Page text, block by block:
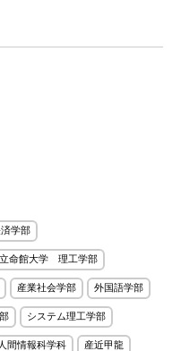
学部
立命館大学 理工学部
産業社会学部 外国語学部
システム理工学部
人間情報科学科 産近甲龍